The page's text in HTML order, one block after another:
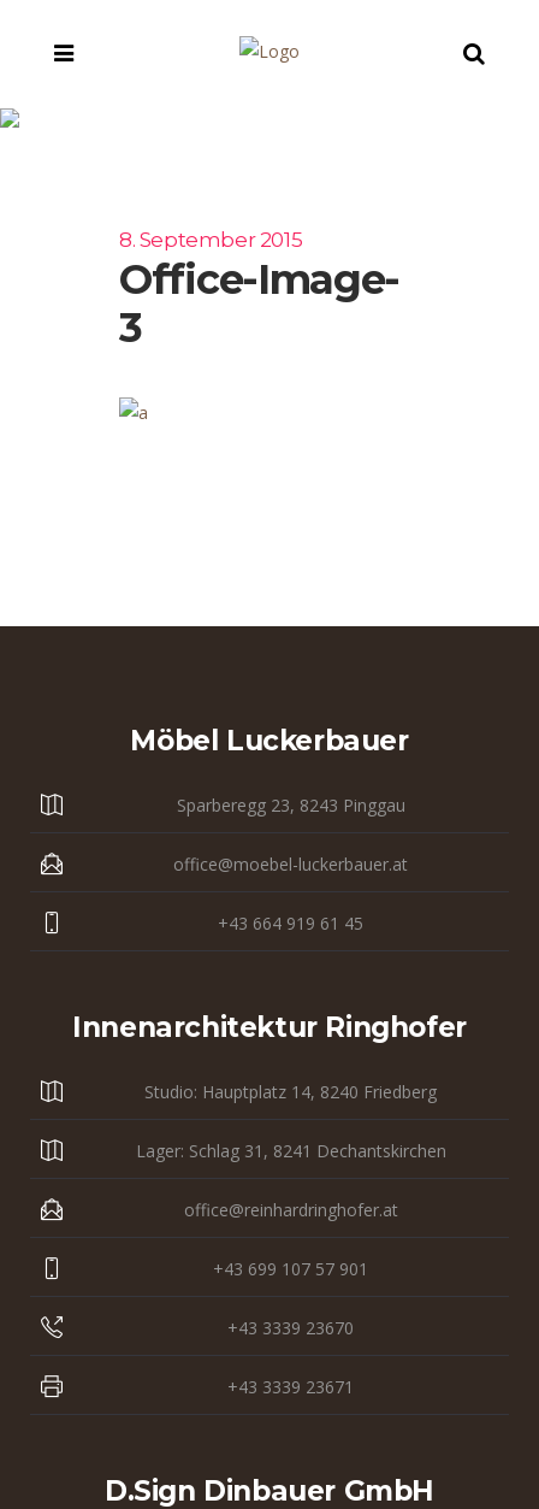
8. September 2015
Office-Image-
3
Möbel Luckerbauer
Sparberegg 23, 8243 Pinggau
office@moebel-luckerbauer.at
+43 664 919 61 45
Innenarchitektur Ringhofer
Studio: Hauptplatz 14, 8240 Friedberg
Lager: Schlag 31, 8241 Dechantskirchen
office@reinhardringhofer.at
+43 699 107 57 901
+43 3339 23670
+43 3339 23671
D.sign Dinbauer GmbH